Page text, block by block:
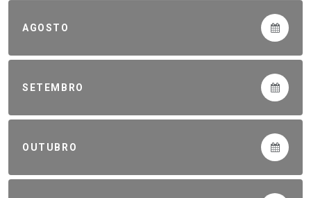
AGOSTO
SETEMBRO
OUTUBRO